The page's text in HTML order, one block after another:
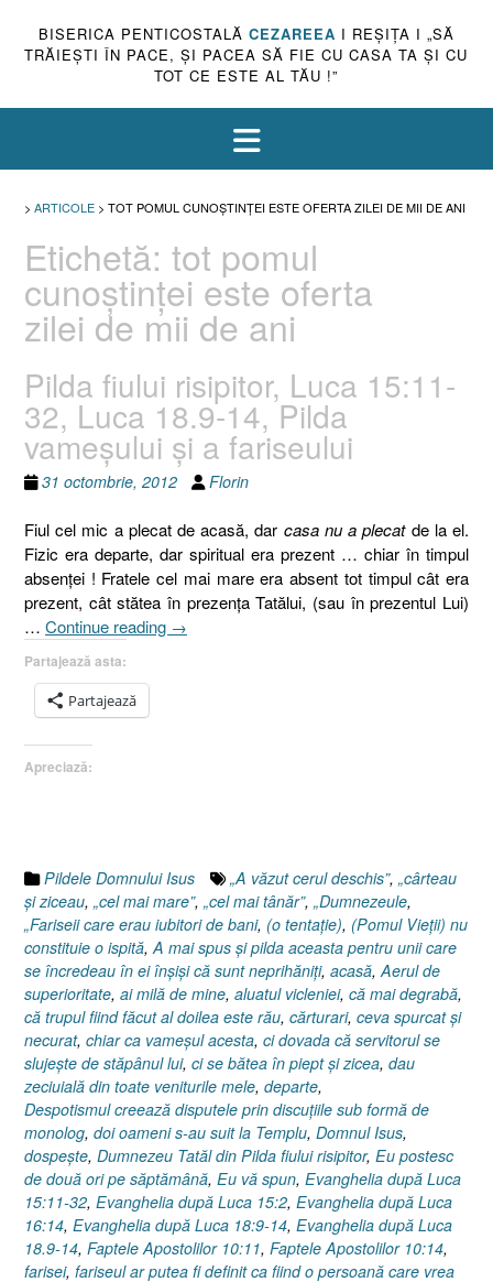
BISERICA PENTICOSTALĂ CEZAREEA I REŞIŢA I „SĂ
TRĂIEŞTI ÎN PACE, ŞI PACEA SĂ FIE CU CASA TA ŞI CU
TOT CE ESTE AL TĂU !”
> ARTICOLE > TOT POMUL CUNOŞTINŢEI ESTE OFERTA ZILEI DE MII DE ANI
Etichetă: tot pomul
cunoştinţei este oferta
zilei de mii de ani
Pilda fiului risipitor, Luca 15:11-
32, Luca 18.9-14, Pilda
vameşului şi a fariseului
31 octombrie, 2012 Florin
Fiul cel mic a plecat de acasă, dar casa nu a plecatde la el.
Fizic era departe, dar spiritual era prezent … chiar în timpul
absenţei ! Fratele cel mai mare era absent tot timpul cât era
prezent, cât stătea în prezenţa Tatălui, (sau în prezentul Lui)
… Continue reading „Pilda
vameşului
şi
a
fariseului”
→
Partajează asta:
Partajează
Apreciază:
Pildele Domnului Isus „A văzut cerul deschis”, „cârteau
şi ziceau, „cel mai mare”, „cel mai tânăr”, „Dumnezeule,
„Fariseii care erau iubitori de bani, (o tentaţie), (Pomul Vieţii) nu
constituie o ispită,A mai spus şi pilda aceasta pentru unii care
se încredeau în ei înşişi că sunt neprihăniţi, acasă,Aerul de
superioritate, ai milă de mine, aluatul vicleniei, că mai degrabă,
că trupul fiind făcut al doilea este rău, cărturari, ceva spurcat şi
necurat, chiar ca vameşul acesta, ci dovada că servitorul se
slujeşte de stăpânul lui, ci se bătea în piept şi zicea, dau
zeciuială din toate veniturile mele, departe,
Despotismul creează disputele prin discuţiile sub formă de
monolog, doi oameni s-au suit la Templu, Domnul Isus,
dospeşte, Dumnezeu Tatăl din Pilda fiului risipitor, Eu postesc
de două ori pe săptămână, Eu vă spun, Evanghelia după Luca
15:11-32, Evanghelia după Luca 15:2, Evanghelia după Luca
16:14, Evanghelia după Luca 18:9-14, Evanghelia după Luca
18.9-14, Faptele Apostolilor 10:11, Faptele Apostolilor 10:14,
farisei, fariseul ar putea fi definit ca fiind o persoană care vrea